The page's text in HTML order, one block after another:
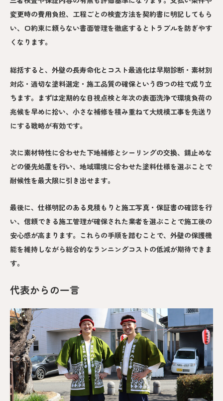
変更時の費用負担、工程ごとの検査方法を契約書に明記してもら
い、口約束に頼らない書面管理を徹底するとトラブルを防ぎやす
くなります。
総括すると、外壁の長寿命化とコスト最適化は早期診断・素材別
対応・適切な塗料選定・施工品質の確保という四つの柱で成り立
ちます。まずは定期的な目視点検と年次の表面洗浄で環境負荷の
兆候を早めに拾い、小さな補修を積み重ねて大規模工事を先送り
にする戦略が有効です。
次に素材特性に合わせた下地補修とシーリングの交換、錆止めな
どの優先処置を行い、地域環境に合わせた塗料仕様を選ぶことで
耐候性を最大限に引き出せます。
最後に、仕様明記のある見積もりと施工写真・保証書の確認を行
い、信頼できる施工管理が確保された業者を選ぶことで施工後の
安心感が高まります。これらの手順を踏むことで、外壁の保護機
能を維持しながら総合的なランニングコストの低減が期待できま
す。
代表からの一言